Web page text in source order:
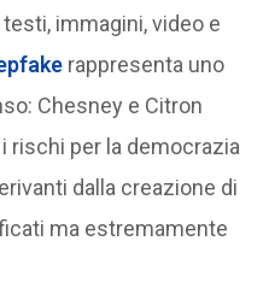
testi, immagini, video e
rappresenta uno
Chesney e Citron
rischi per la democrazia
dalla creazione di
ma estremamente